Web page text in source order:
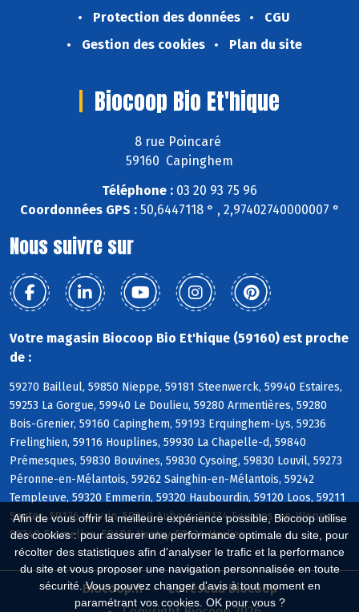
Afin de vous offrir la meilleure expérience possible, Biocoop utilise
des cookies : pour assurer une performance optimale du site, pour
récolter des statistiques afin d'analyser le trafic et la performance
du site et vous proposer une navigation personnalisée en toute
sécurité. Vous pouvez changer d'avis à tout moment en
paramétrant vos cookies. OK pour vous ?
Protection des données
CGU
Gestion des cookies
Plan du site
Biocoop Bio Et'hique
8 rue Poincaré
59160 Capinghem
Téléphone : 03 20 93 75 96
Coordonnées GPS :50,6447118 ° , 2,97402740000007 °
Nous suivre sur
Votre magasin Biocoop Bio Et'hique (59160) est proche
de :
59270 Bailleul, 59850 Nieppe, 59181 Steenwerck, 59940 Estaires,
59253 La Gorgue, 59940 Le Doulieu, 59280 Armentières, 59280
Bois-Grenier, 59160 Capinghem, 59193 Erquinghem-Lys, 59236
Frelinghien, 59116 Houplines, 59930 La Chapelle-d, 59840
Prémesques, 59830 Bouvines, 59830 Cysoing, 59830 Louvil, 59273
Péronne-en-Mélantois, 59262 Sainghin-en-Mélantois, 59242
Templeuve, 59320 Emmerin, 59320 Haubourdin, 59120 Loos, 59211
Santes, 59136 Wavrin, 59249 Aubers, 59134 Fournes-en-Weppes,
59249 Fromelles, 59496 Hantay, 59134 Herlies
Biocoop.fr
Le réseau Biocoop